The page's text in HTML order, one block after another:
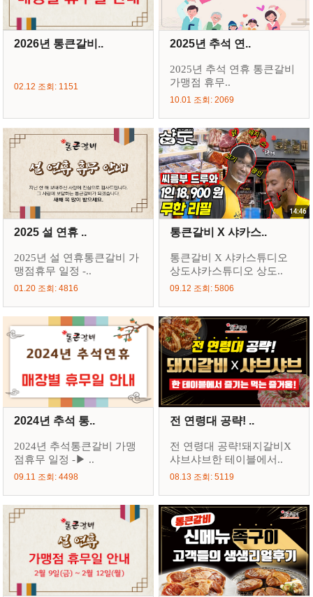
2026년 통큰갈비..
02.12 조회: 1151
2025년 추석 연..
2025년 추석 연휴 통큰갈비
가맹점 휴무..
10.01 조회: 2069
2025 설 연휴 ..
2025년 설 연휴통큰갈비 가
맹점휴무 일정 -..
01.20 조회: 4816
통큰갈비 X 샤카스..
통큰갈비 X 샤카스튜디오
상도샤카스튜디오 상도..
09.12 조회: 5806
2024년 추석 통..
2024년 추석통큰갈비 가맹
점휴무 일정 -▶ ..
09.11 조회: 4498
전 연령대 공략! ..
전 연령대 공략!돼지갈비X
샤브샤브한 테이블에서..
08.13 조회: 5119